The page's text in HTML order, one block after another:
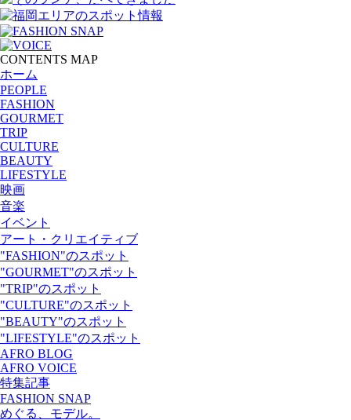
CONTENTS MAP
ホーム
PEOPLE
FASHION
GOURMET
TRIP
CULTURE
BEAUTY
LIFESTYLE
映画
音楽
イベント
アート・クリエイティブ
"FASHION"のスポット
"GOURMET"のスポット
"TRIP"のスポット
"CULTURE"のスポット
"BEAUTY"のスポット
"LIFESTYLE"のスポット
AFRO BLOG
AFRO VOICE
特集記事
FASHION SNAP
めぐる、モデル。